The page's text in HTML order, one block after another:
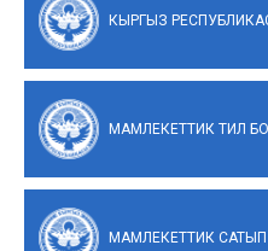
КЫРГЫЗ
МАМЛЕКЕТТИК ТИЛ
МАМЛЕКЕТТИК